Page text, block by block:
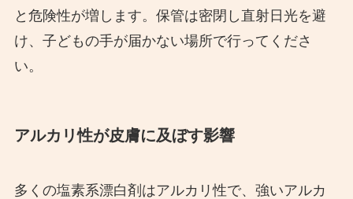
と危険性が増します。保管は密閉し直射日光を避
け、子どもの手が届かない場所で行ってくださ
い。
アルカリ性が皮膚に及ぼす影響
多くの塩素系漂白剤はアルカリ性で、強いアルカ